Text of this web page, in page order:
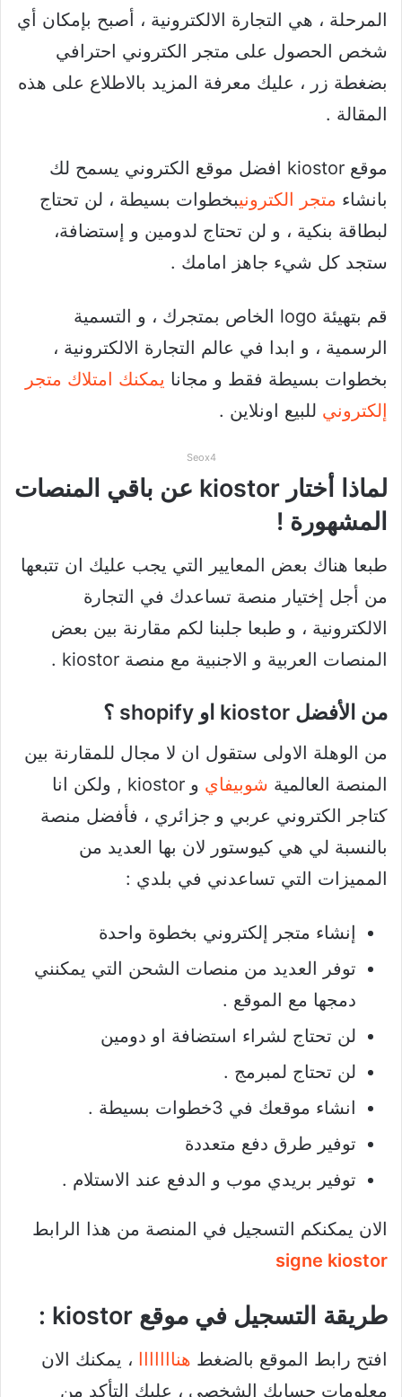
المرحلة ، هي التجارة الالكترونية ، أصبح بإمكان أي
شخص الحصول على متجر الكتروني احترافي
بضغطة زر ، عليك معرفة المزيد بالاطلاع على هذه
المقالة .
موقع kiostor افضل موقع الكتروني يسمح لك
بانشاء متجر الكترونيبخطوات بسيطة ، لن تحتاج
لبطاقة بنكية ، و لن تحتاج لدومين و إستضافة،
ستجد كل شيء جاهز امامك .
قم بتهيئة logo الخاص بمتجرك ، و التسمية
الرسمية ، و ابدا في عالم التجارة الالكترونية ،
بخطوات بسيطة فقط و مجانا يمكنك امتلاك متجر
إلكتروني للبيع اونلاين .
Seox4
لماذا أختار kiostor عن باقي المنصات
المشهورة !
طبعا هناك بعض المعايير التي يجب عليك ان تتبعها
من أجل إختيار منصة تساعدك في التجارة
الالكترونية ، و طبعا جلبنا لكم مقارنة بين بعض
المنصات العربية و الاجنبية مع منصة kiostor .
من الأفضل kiostor او shopify ؟
من الوهلة الاولى ستقول ان لا مجال للمقارنة بين
المنصة العالمية شوبيفاي
و kiostor , ولكن انا
كتاجر الكتروني عربي و جزائري ، فأفضل منصة
بالنسبة لي هي كيوستور لان بها العديد من
المميزات التي تساعدني في بلدي :
إنشاء متجر إلكتروني بخطوة واحدة
توفر العديد من منصات الشحن التي يمكنني
دمجها مع الموقع .
لن تحتاج لشراء استضافة او دومين
لن تحتاج لمبرمج .
انشاء موقعك في 3خطوات بسيطة .
توفير طرق دفع متعددة
توفير بريدي موب و الدفع عند الاستلام .
الان يمكنكم التسجيل في المنصة من هذا الرابط
signe kiostor
طريقة التسجيل في موقع kiostor :
افتح رابط الموقع بالضغط هنااااااا ، يمكنك الان
معلومات حسابك الشخصي ، عليك التأكد من